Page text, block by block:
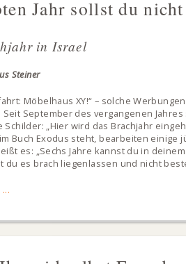
Jahr sollst du
in Israel
Steiner
Möbelhaus XY!“ – solche
September des vergangenen
Schilder: „Hier wird das Brachjahr
Buch Exodus steht, bearbeiten einige
es: „Sechs Jahre kannst du in
du es brach liegenlassen und nicht